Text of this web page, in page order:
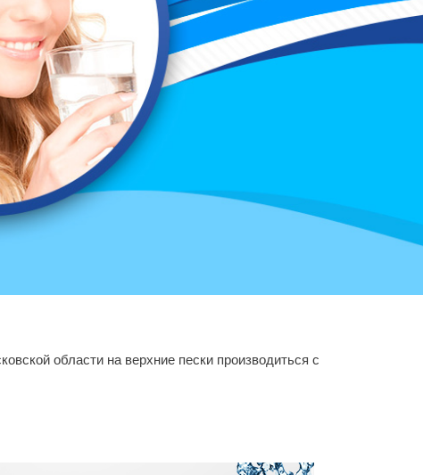
области на верхние пески производиться с